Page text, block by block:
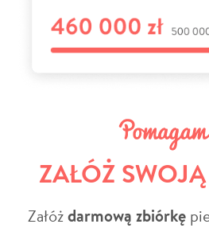
ZAŁÓŻ
Załóżdarmową zbiórkę